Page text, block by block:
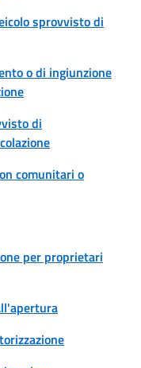
sprovvisto di
o di ingiunzione
di
comunitari o
per proprietari